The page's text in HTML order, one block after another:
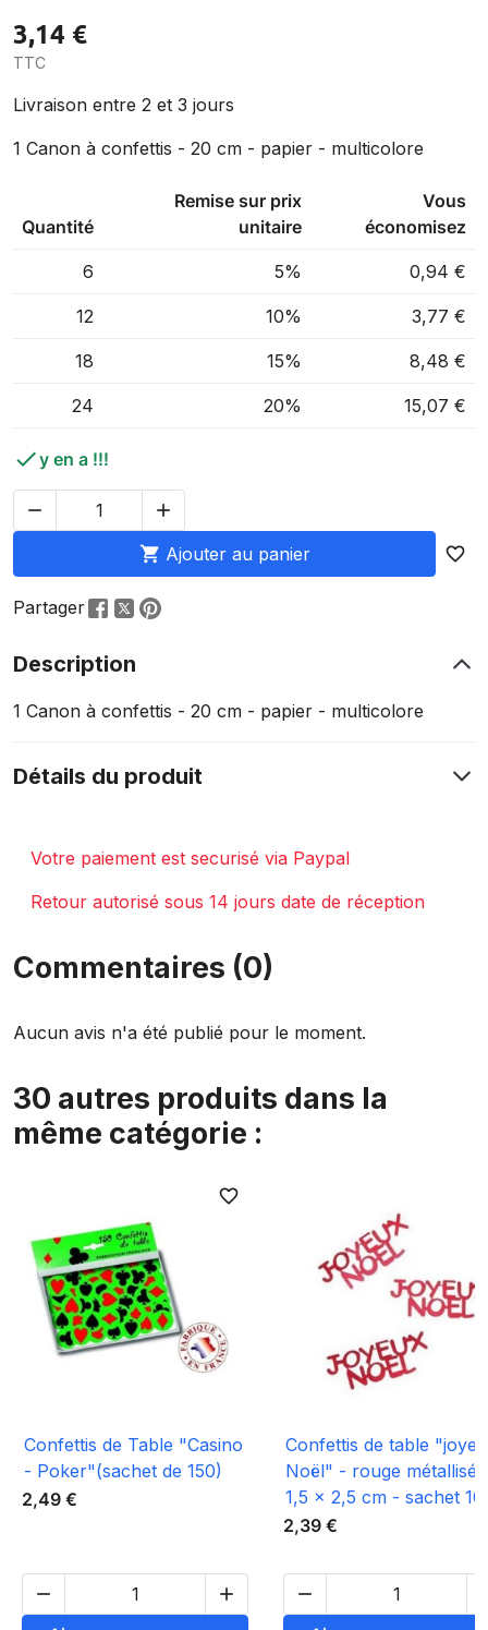
3,14 €
TTC
Livraison entre 2 et 3 jours
1 Canon à confettis - 20 cm - papier - multicolore
Quantité
Remise sur prix
unitaire
Vous
économisez
6 5% 0,94 €
12 10% 3,77 €
18 15% 8,48 €
24 20% 15,07 €
y en a !!!


 Ajouter au panier favorite_border
Partager
Description
1 Canon à confettis - 20 cm - papier - multicolore
Détails du produit
Votre paiement est securisé via Paypal
Retour autorisé sous 14 jours date de réception
Commentaires (0)
Aucun avis n'a été publié pour le moment.
30 autres produits dans la
même catégorie :
favorite_border
Confettis de Table "Casino
- Poker"(sachet de 150)
2,49 €


Confettis de table
Noël" - rouge métallisé
1,5 x 2,5 cm - sachet
2,39 €
